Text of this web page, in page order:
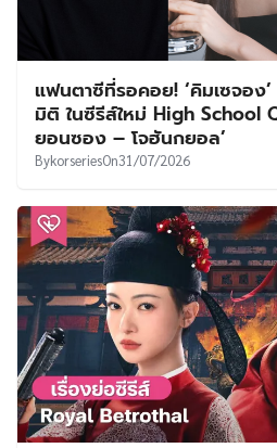
แฟนตาซีที่รอคอย! ‘คิมเซจอง
มิติ ในซีรีส์ใหม่ High School
ยอนซอง – โจฮันกยอล’
BykorseriesOn31/07/2026